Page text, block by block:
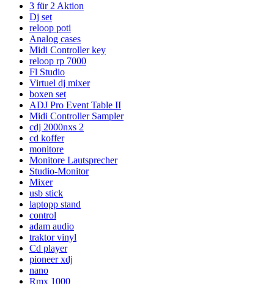
3 für 2 Aktion
Dj set
reloop poti
Analog cases
Midi Controller key
reloop rp 7000
Fl Studio
Virtuel dj mixer
boxen set
ADJ Pro Event Table II
Midi Controller Sampler
cdj 2000nxs 2
cd koffer
monitore
Monitore Lautsprecher
Studio-Monitor
Mixer
usb stick
laptopp stand
control
adam audio
traktor vinyl
Cd player
pioneer xdj
nano
Rmx 1000